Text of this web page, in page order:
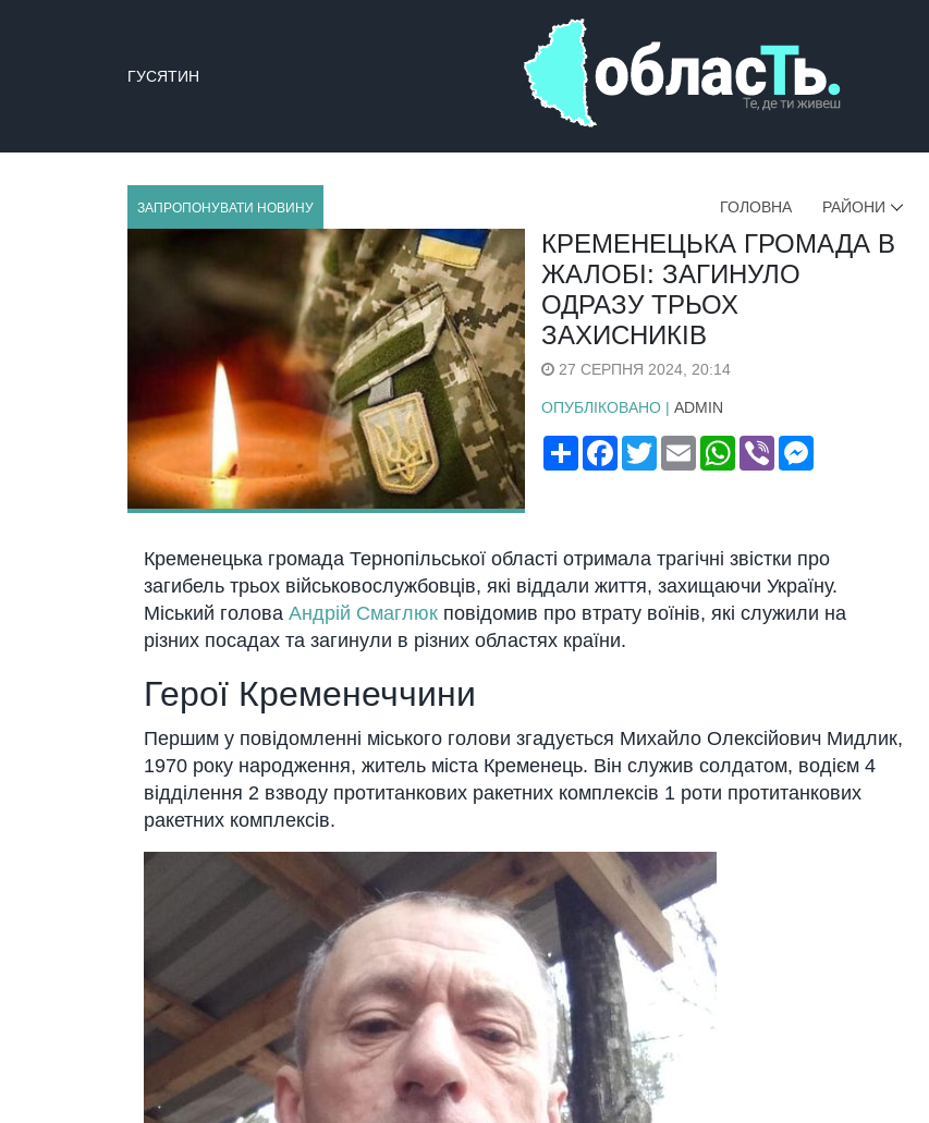
ГУСЯТИН
ЗАПРОПОНУВАТИ НОВИНУ ГОЛОВНА РАЙОНИ
КРЕМЕНЕЦЬКА ГРОМАДА В
ЖАЛОБІ: ЗАГИНУЛО
ОДРАЗУ ТРЬОХ
ЗАХИСНИКІВ
27 СЕРПНЯ 2024, 20:14
ОПУБЛІКОВАНО | ADMIN
ПоширитиFacebook
TwitterEmail WhatsApp
Viber
Кременецька громада Тернопільської області отримала трагічні звістки про
загибель трьох військовослужбовців, які віддали життя, захищаючи Україну.
Міський голова Андрій Смаглюк повідомив про втрату воїнів, які служили на
різних посадах та загинули в різних областях країни.
Герої Кременеччини
Першим у повідомленні міського голови згадується Михайло Олексійович Мидлик,
1970 року народження, житель міста Кременець. Він служив солдатом, водієм 4
відділення 2 взводу протитанкових ракетних комплексів 1 роти протитанкових
ракетних комплексів.